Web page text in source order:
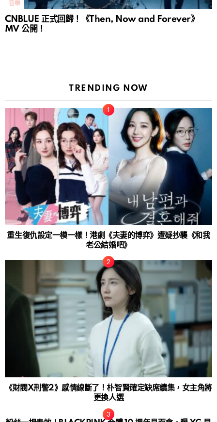
音樂
CNBLUE 正式回歸！《Then, Now and Forever》
MV 公開！
TRENDING NOW
重生復仇設定一模一樣！港劇《夫妻的博弈》遭疑抄襲《和我
老公結婚吧》
《財閥X刑警2》感情線斷了！朴智賢確定缺席續集，女主角將
更換人選